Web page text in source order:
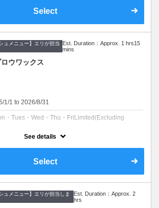
は2.3週間程は、お控えください。
来店お願いします。
周りのムダ毛もスッキリに！人気メニューの組み
Select
ュメニュー】エリが担当
Est. Duration：Approx. 1 hrs15
mins
ウワックス
1/1 to 2026/8/31
・Tues・Wed・Thu・FriLimited(Excluding
09:00 to 17:00
See details
Select
ュメニュー】エリが担当しま
Est. Duration：Approx. 2
hrs